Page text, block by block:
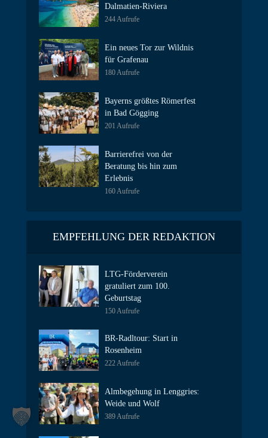
Dalmatien-Riviera
244 Aufrufe
Ein neues Tor zur Wildnis
für Grafenau
180 Aufrufe
Bayerns größtes Römerfest
in Bad Gögging
201 Aufrufe
Barrierefrei von der
Beratung bis hin zum
Erlebnis
160 Aufrufe
EMPFEHLUNG DER REDAKTION
LTG-Förderverein
gratuliert zum 100.
Geburtstag
150 Aufrufe
BR-Radltour: Start in
Rosenheim
222 Aufrufe
Almbegehung in Lenggries:
Weide und Wolf
389 Aufrufe